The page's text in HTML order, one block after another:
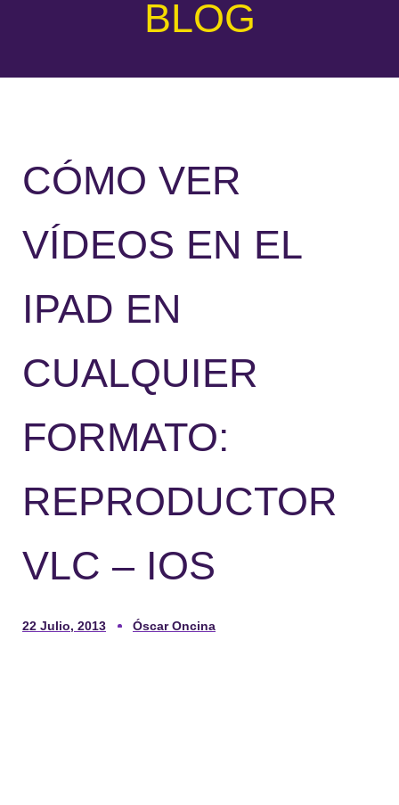
BLOG
CÓMO VER
VÍDEOS EN EL
IPAD EN
CUALQUIER
FORMATO:
REPRODUCTOR
VLC – IOS
22 Julio, 2013 Óscar Oncina